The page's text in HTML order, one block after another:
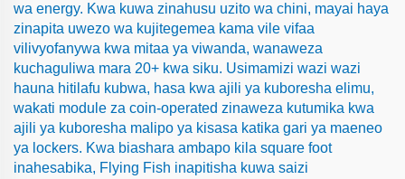
wa energy. Kwa kuwa zinahusu uzito wa chini, mayai haya
zinapita uwezo wa kujitegemea kama vile vifaa
vilivyofanywa kwa mitaa ya viwanda, wanaweza
kuchaguliwa mara 20+ kwa siku. Usimamizi wazi wazi
hauna hitilafu kubwa, hasa kwa ajili ya kuboresha elimu,
wakati module za coin-operated zinaweza kutumika kwa
ajili ya kuboresha malipo ya kisasa katika gari ya maeneo
ya lockers. Kwa biashara ambapo kila square foot
inahesabika, Flying Fish inapitisha kuwa saizi